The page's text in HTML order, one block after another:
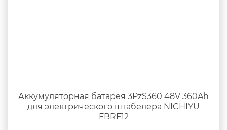
Аккумуляторная батарея 3PzS360 48V 360Ah
для электрического штабелера NICHIYU
FBRF12